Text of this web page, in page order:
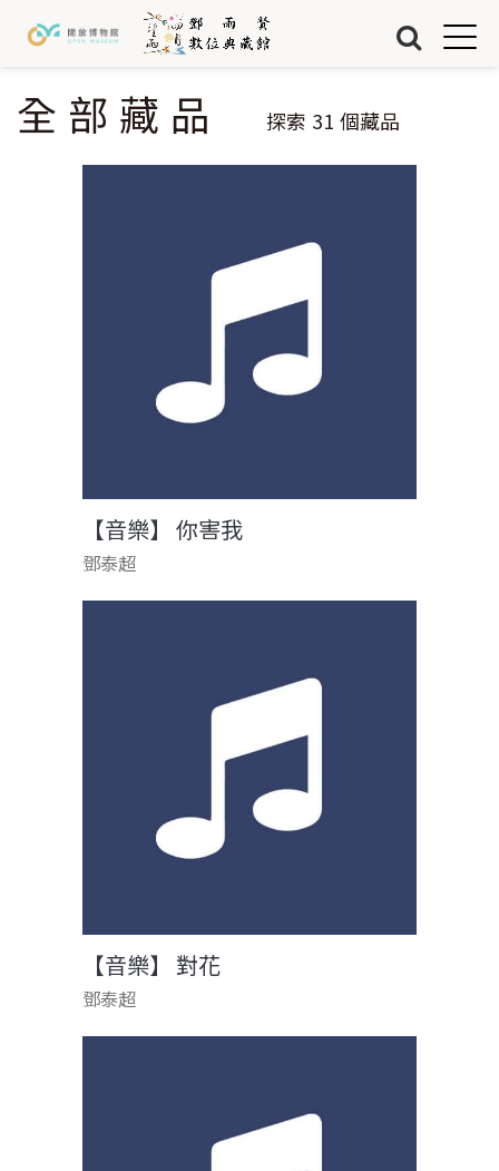
關於我們
Jump to Navigation
Jump to Main content
您在這裡
全部藏品 探索 31 個藏品
【音樂】 你害我
鄧泰超
【音樂】 對花
鄧泰超